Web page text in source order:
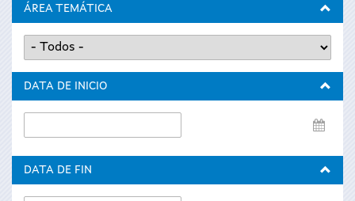
ÁREA TEMÁTICA
DATA DE INICIO
de
DATA DE FIN